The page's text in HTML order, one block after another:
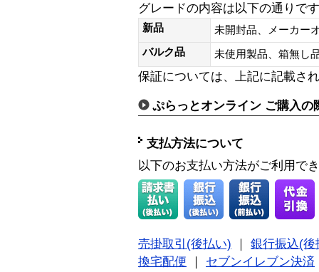
グレードの内容は以下の通りで
新品
未開封品、メーカー
バルク品
未使用製品、箱無
保証については、上記に記載さ
ぷらっとオンライン ご購入の
支払方法について
以下のお支払い方法がご利用で
売掛取引(後払い)
銀行振込(後
換宅配便
セブンイレブン決済